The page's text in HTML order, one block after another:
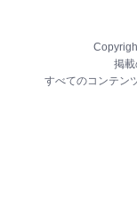
掲載
すべてのコンテン